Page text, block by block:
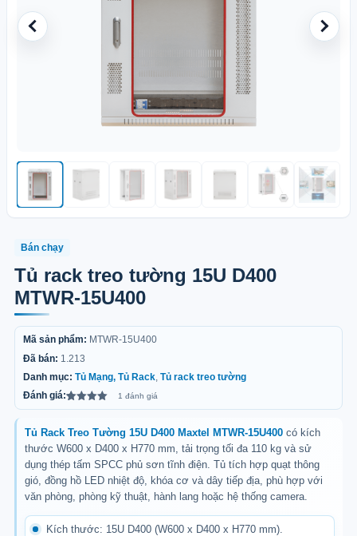
Bán chạy
Tủ rack treo tường 15U D400
MTWR-15U400
Mã sản phẩm: MTWR-15U400
Đã bán: 1.213
Danh mục: Tủ Mạng, Tủ Rack,Tủ rack treo tường
Đánh giá:
5.00trên 5
1
đánh giá
1 đánh giá
Tủ Rack Treo Tường 15U D400 Maxtel MTWR-15U400 có kích
thước W600 x D400 x H770 mm, tải trọng tối đa 110 kg và sử
dụng thép tấm SPCC phủ sơn tĩnh điện. Tủ tích hợp quạt thông
gió, đồng hồ LED nhiệt độ, khóa cơ và dây tiếp địa, phù hợp với
văn phòng, phòng kỹ thuật, hành lang hoặc hệ thống camera.
Kích thước: 15U D400 (W600 x D400 x H770 mm).